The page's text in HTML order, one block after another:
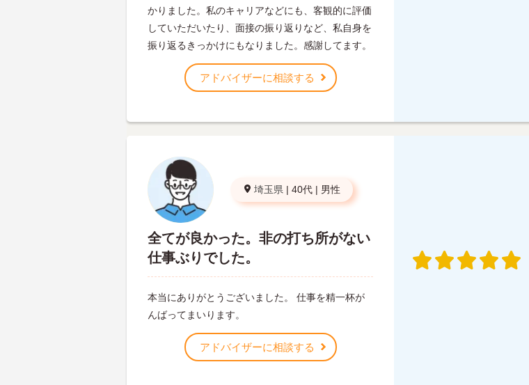
かりました。私のキャリアなどにも、客観的に評価
していただいたり、面接の振り返りなど、私自身を
振り返るきっかけにもなりました。感謝してます。
アドバイザーに相談する
埼玉県 | 40代 | 男性
全てが良かった。非の打ち所がない
仕事ぶりでした。
本当にありがとうございました。 仕事を精一杯が
んばってまいります。
アドバイザーに相談する